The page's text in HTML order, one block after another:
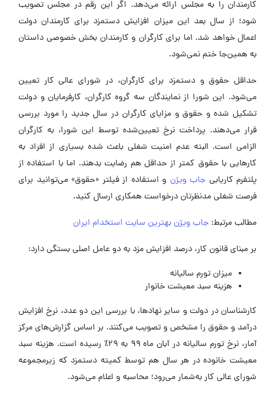
کارمندان را به مجلس ارائه می‌دهد. اگر این رقم در مجلس تصویب
شود؛ از سال بعد این میزان افزایش دستمزد برای کارمندان دولت
اعمال خواهد شد. اما برای کارگران و کارمندان بخش خصوصی داستان
به همین‌جا ختم نمی‌شود.
حداقل حقوق و دستمزد برای کارگران، در شورای عالی کار تعیین
می‌شود. این شورا از نمایندگان سه گروه کارگران، کارفرمایان و دولت
تشکیل شده و حقوق و مزایای کارگران در سال جدید را مورد بررسی
قرار می‌دهند. پرداخت نرخ تعیین‌شده توسط این شورا، به کارگران
الزامی است. البته عدم امنیت شغلی باعث شده بسیاری از افراد به
کارهایی با حقوق کمتر از حداقل هم رضایت بدهند. اما با استفاده از
پلتفرم کاریابی جاب ویژن و استفاده از فیلتر «حقوق» می‌توانید برای
فرصت شغلی مدنظرتان درخواست همکاری ارسال کنید.
مطالب مرتبط: جاب ویژن بهترین سایت استخدام ایران
بر مبنای قانون کار، درصد افزایش مزد به دو عامل اصلی بستگی دارد:
میزان تورم سالیانه
هزینه سبد معیشت خانوار
کارشناسان در دولت و سایر نهادها، با بررسی این دو عدد، نرخ افزایش
درآمد و حقوق را مشخص و تصویب می‌کنند. بر اساس گزارش‌های مرکز
آمار، نرخ تورم سالیانه در آبان ماه ۹۹ به ۲۹٪ رسیده است. هزینه سبد
معیشت خانوده در هر سال هم توسط کمیته دستمزد که زیرمجموعه
شورای عالی کار به‌شمار می‌رود؛ محاسبه و اعلام می‌شود.